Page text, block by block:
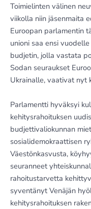
Toimielinten välinen
viikolla niin jäsenmaita
Euroopan parlamentin
unioni saa ensi
budjetin, jolla vastata
Sodan seuraukset
Ukrainalle, vaativat nyt
Parlamentti hyväksyi
kehitysrahoituksen
budjettivaliokunnan
sosialidemokraattisen
Väestönkasvusta,
seuranneet
rahoitustarvetta
syventänyt Venäjän
kehitysrahoituksen